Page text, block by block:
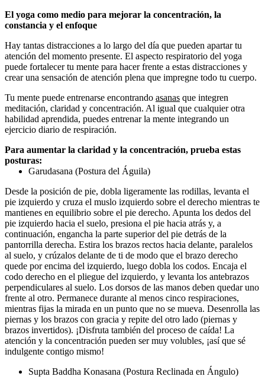
El yoga como medio para mejorar la concentración, la
constancia y el enfoque
Hay tantas distracciones a lo largo del día que pueden apartar tu
atención del momento presente. El aspecto respiratorio del yoga
puede fortalecer tu mente para hacer frente a estas distracciones y
crear una sensación de atención plena que impregne todo tu cuerpo.
Tu mente puede entrenarse encontrando asanas que integren
meditación, claridad y concentración. Al igual que cualquier otra
habilidad aprendida, puedes entrenar la mente integrando un
ejercicio diario de respiración.
Para aumentar la claridad y la concentración, prueba estas
posturas:
Garudasana (Postura del Águila)
Desde la posición de pie, dobla ligeramente las rodillas, levanta el
pie izquierdo y cruza el muslo izquierdo sobre el derecho mientras te
mantienes en equilibrio sobre el pie derecho. Apunta los dedos del
pie izquierdo hacia el suelo, presiona el pie hacia atrás y, a
continuación, engancha la parte superior del pie detrás de la
pantorrilla derecha. Estira los brazos rectos hacia delante, paralelos
al suelo, y crúzalos delante de ti de modo que el brazo derecho
quede por encima del izquierdo, luego dobla los codos. Encaja el
codo derecho en el pliegue del izquierdo, y levanta los antebrazos
perpendiculares al suelo. Los dorsos de las manos deben quedar uno
frente al otro. Permanece durante al menos cinco respiraciones,
mientras fijas la mirada en un punto que no se mueva. Desenrolla las
piernas y los brazos con gracia y repite del otro lado (piernas y
brazos invertidos). ¡Disfruta también del proceso de caída! La
atención y la concentración pueden ser muy volubles, ¡así que sé
indulgente contigo mismo!
Supta Baddha Konasana (Postura Reclinada en Ángulo)